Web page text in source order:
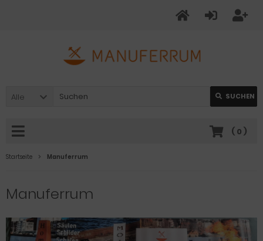
Alle SUCHEN
( 0 )
Startseite Manuferrum
Manuferrum